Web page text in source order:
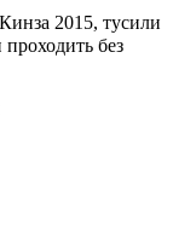
2015, тусили
без